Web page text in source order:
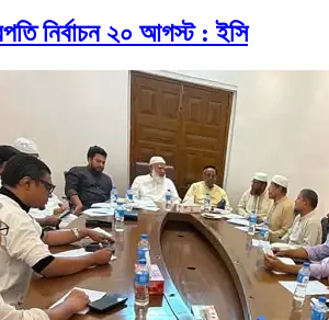
নির্বাচন ২০ আগস্ট : ইসি